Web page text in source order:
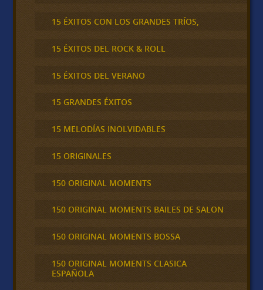
15 ÉXITOS CON LOS GRANDES TRÍOS,
15 ÉXITOS DEL ROCK & ROLL
15 ÉXITOS DEL VERANO
15 GRANDES ÉXITOS
15 MELODÍAS INOLVIDABLES
15 ORIGINALES
150 ORIGINAL MOMENTS
150 ORIGINAL MOMENTS BAILES DE SALON
150 ORIGINAL MOMENTS BOSSA
150 ORIGINAL MOMENTS CLASICA
ESPAÑOLA